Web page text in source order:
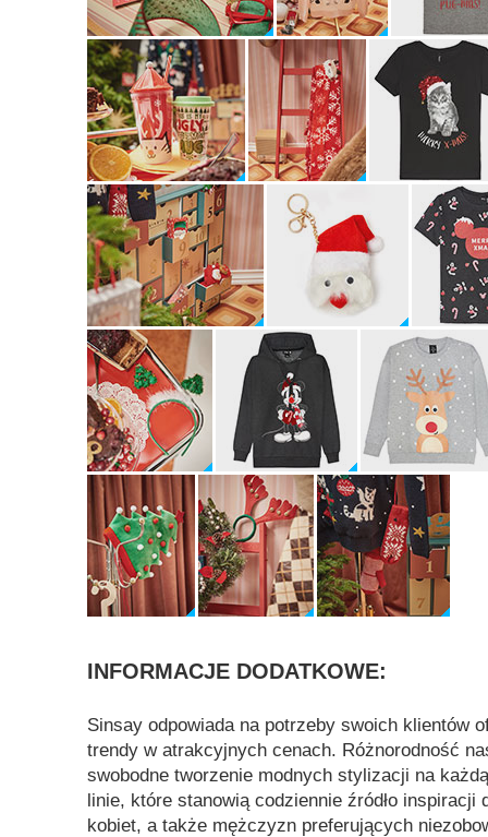
INFORMACJE DODATKOWE:
Sinsay odpowiada na potrzeby swoich klientów
trendy w atrakcyjnych cenach. Różnorodność
swobodne tworzenie modnych stylizacji na
linie, które stanowią codziennie źródło inspiracji
kobiet, a także mężczyzn preferujących